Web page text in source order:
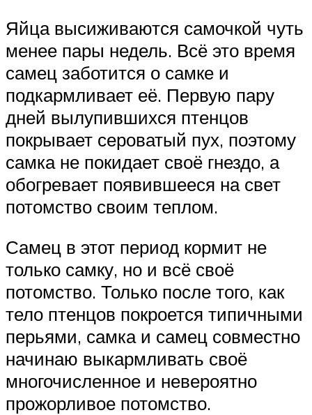
Яйца высиживаются самочкой чуть
менее пары недель. Всё это время
самец заботится о самке и
подкармливает её. Первую пару
дней вылупившихся птенцов
покрывает сероватый пух, поэтому
самка не покидает своё гнездо, а
обогревает появившееся на свет
потомство своим теплом.
Самец в этот период кормит не
только самку, но и всё своё
потомство. Только после того, как
тело птенцов покроется типичными
перьями, самка и самец совместно
начинаю выкармливать своё
многочисленное и невероятно
прожорливое потомство.